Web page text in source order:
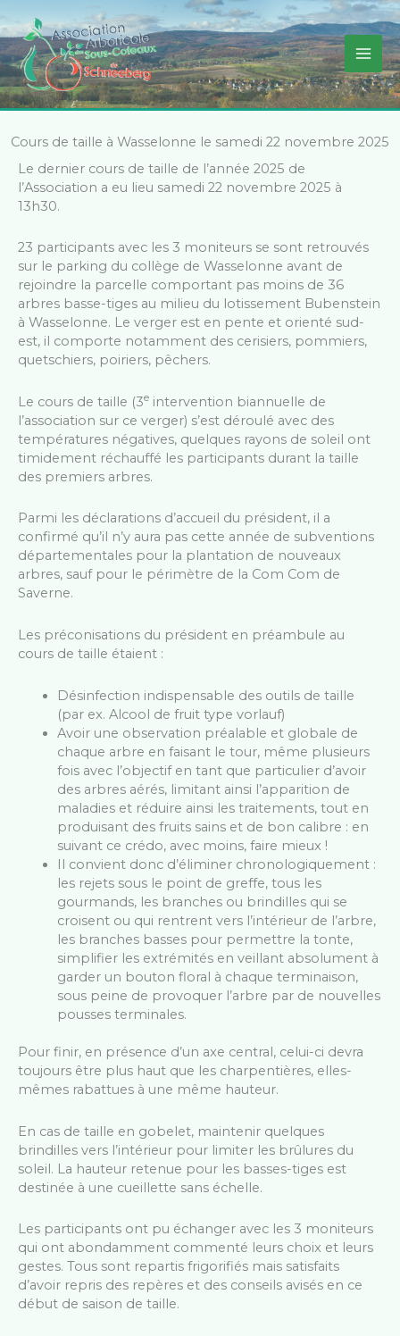
au
contenu
Cours de taille à Wasselonne le samedi 22 novembre 2025
Le dernier cours de taille de l’année 2025 de
l’Association a eu lieu samedi 22 novembre 2025 à
13h30.
23 participants avec les 3 moniteurs se sont retrouvés
sur le parking du collège de Wasselonne avant de
rejoindre la parcelle comportant pas moins de 36
arbres basse-tiges au milieu du lotissement Bubenstein
à Wasselonne. Le verger est en pente et orienté sud-
est, il comporte notamment des cerisiers, pommiers,
quetschiers, poiriers, pêchers.
Le cours de taille (3e intervention biannuelle de
l’association sur ce verger) s’est déroulé avec des
températures négatives, quelques rayons de soleil ont
timidement réchauffé les participants durant la taille
des premiers arbres.
Parmi les déclarations d’accueil du président, il a
confirmé qu’il n’y aura pas cette année de subventions
départementales pour la plantation de nouveaux
arbres, sauf pour le périmètre de la Com Com de
Saverne.
Les préconisations du président en préambule au
cours de taille étaient :
Désinfection indispensable des outils de taille
(par ex. Alcool de fruit type vorlauf)
Avoir une observation préalable et globale de
chaque arbre en faisant le tour, même plusieurs
fois avec l’objectif en tant que particulier d’avoir
des arbres aérés, limitant ainsi l’apparition de
maladies et réduire ainsi les traitements, tout en
produisant des fruits sains et de bon calibre : en
suivant ce crédo, avec moins, faire mieux !
Il convient donc d’éliminer chronologiquement :
les rejets sous le point de greffe, tous les
gourmands, les branches ou brindilles qui se
croisent ou qui rentrent vers l’intérieur de l’arbre,
les branches basses pour permettre la tonte,
simplifier les extrémités en veillant absolument à
garder un bouton floral à chaque terminaison,
sous peine de provoquer l’arbre par de nouvelles
pousses terminales.
Pour finir, en présence d’un axe central, celui-ci devra
toujours être plus haut que les charpentières, elles-
mêmes rabattues à une même hauteur.
En cas de taille en gobelet, maintenir quelques
brindilles vers l’intérieur pour limiter les brûlures du
soleil. La hauteur retenue pour les basses-tiges est
destinée à une cueillette sans échelle.
Les participants ont pu échanger avec les 3 moniteurs
qui ont abondamment commenté leurs choix et leurs
gestes. Tous sont repartis frigorifiés mais satisfaits
d’avoir repris des repères et des conseils avisés en ce
début de saison de taille.